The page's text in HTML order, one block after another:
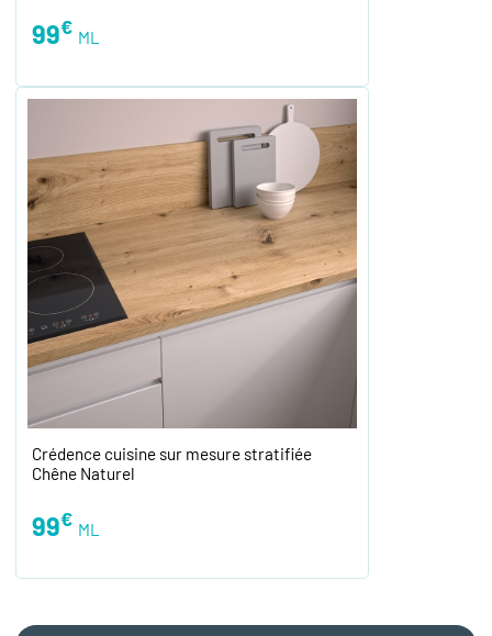
99€ ML
Crédence cuisine sur mesure stratifiée
Chêne Naturel
99€ ML